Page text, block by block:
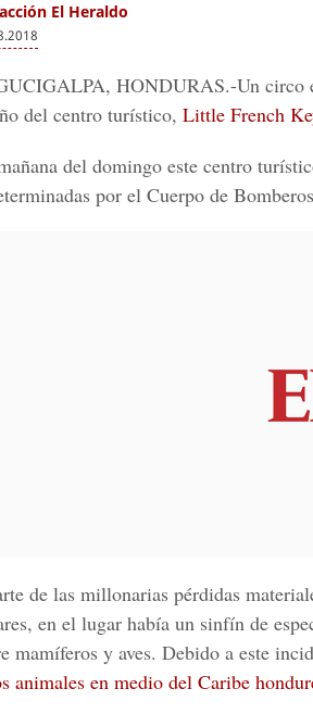
El Heraldo
HONDURAS.-Un circo
del centro turístico, Little French
del domingo este centro
por el Cuerpo de
de las millonarias pérdidas
en el lugar había un sinfín de
mamíferos y aves. Debido a este
animales en medio del Caribe